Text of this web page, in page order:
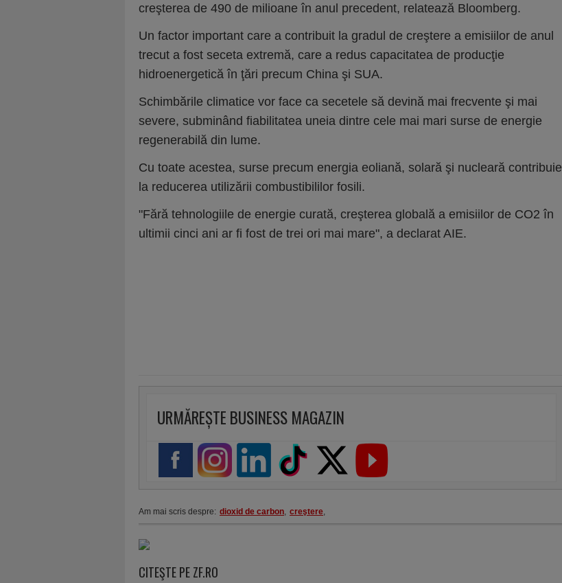
creşterea de 490 de milioane în anul precedent, relatează Bloomberg.
Un factor important care a contribuit la gradul de creştere a emisiilor de anul
trecut a fost seceta extremă, care a redus capacitatea de producţie
hidroenergetică în ţări precum China şi SUA.
Schimbările climatice vor face ca secetele să devină mai frecvente şi mai
severe, subminând fiabilitatea uneia dintre cele mai mari surse de energie
regenerabilă din lume.
Cu toate acestea, surse precum energia eoliană, solară şi nucleară contribuie
la reducerea utilizării combustibililor fosili.
"Fără tehnologiile de energie curată, creşterea globală a emisiilor de CO2 în
ultimii cinci ani ar fi fost de trei ori mai mare", a declarat AIE.
URMĂREȘTE BUSINESS MAGAZIN
Am mai scris despre: dioxid de carbon, creştere,
CITEŞTE PE ZF.RO